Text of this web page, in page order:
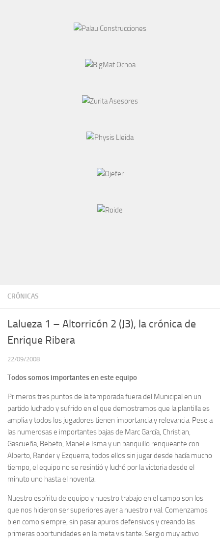
CRÓNICAS
Lalueza 1 – Altorricón 2 (J3), la crónica de
Enrique Ribera
22/09/2008
Todos somos importantes en este equipo
Primeros tres puntos de la temporada fuera del Municipal en un
partido luchado y sufrido en el que demostramos que la plantilla es
amplia y todos los jugadores tienen importancia y relevancia. Pese a
las numerosas e importantes bajas de Marc García, Christian,
Gascueña, Bebeto, Manel e Isma y un banquillo renqueante con
Alberto, Rander y Ezquerra, todos ellos sin jugar desde hacía mucho
tiempo, el equipo no se resintió y luchó por la victoria desde el
minuto uno hasta el noventa.
Nuestro espíritu de equipo y nuestro trabajo en el campo son los
que nos hicieron ser superiores ayer a nuestro rival. Comenzamos
bien como siempre, sin pasar apuros defensivos y creando las
primeras oportunidades en la meta visitante. Sergio muy activo